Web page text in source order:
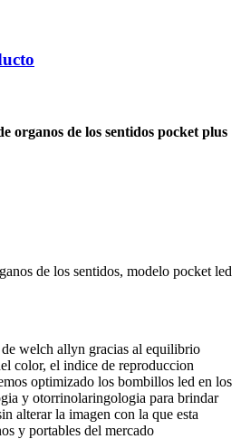
organos de los sentidos pocket plus
de los sentidos, modelo pocket led
welch allyn gracias al equilibrio
color, el indice de reproduccion
optimizado los bombillos led en los
y otorrinolaringologia para brindar
alterar la imagen con la que esta
y portables del mercado